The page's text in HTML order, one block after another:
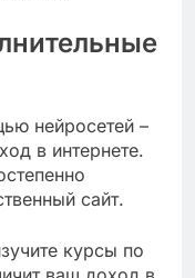
нейросетей –
в интернете.
сайт.
курсы по